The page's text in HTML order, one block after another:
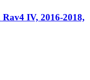
IV, 2016-2018,